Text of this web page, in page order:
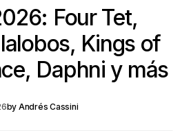
y más
Four Tet,
Kings of
Daphni y más
by Andrés Cassini